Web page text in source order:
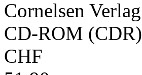
Cornelsen Verlag
CD-ROM (CDR)
CHF